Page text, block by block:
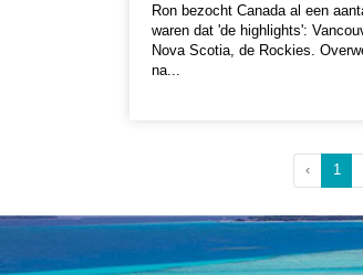
Ron bezocht Canada al een
waren dat 'de highlights':
Nova Scotia, de Rockies.
na...
‹ 1